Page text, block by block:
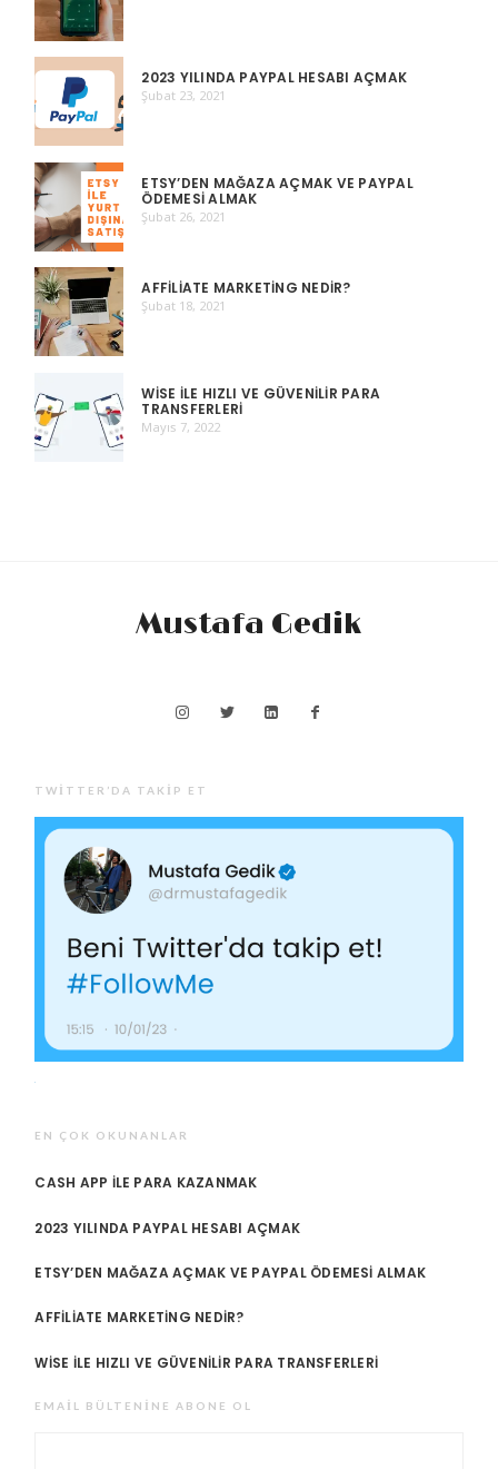
2023 YILINDA PAYPAL HESABI AÇMAK
Şubat 23, 2021
ETSY’DEN MAĞAZA AÇMAK VE PAYPAL
ÖDEMESI ALMAK
Şubat 26, 2021
AFFILIATE MARKETING NEDIR?
Şubat 18, 2021
WISE ILE HIZLI VE GÜVENILIR PARA
TRANSFERLERI
Mayıs 7, 2022
Mustafa Gedik
TWITTER’DA TAKIP ET
EN ÇOK OKUNANLAR
CASH APP ILE PARA KAZANMAK
2023 YILINDA PAYPAL HESABI AÇMAK
ETSY’DEN MAĞAZA AÇMAK VE PAYPAL ÖDEMESI ALMAK
AFFILIATE MARKETING NEDIR?
WISE ILE HIZLI VE GÜVENILIR PARA TRANSFERLERI
EMAIL BÜLTENINE ABONE OL